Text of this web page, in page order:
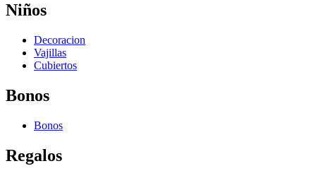
Niños
Decoracion
Vajillas
Cubiertos
Bonos
Bonos
Regalos